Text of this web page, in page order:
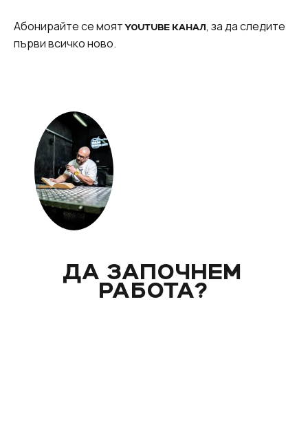
Абонирайте се моятYOUTUBE КАНАЛ , за да следите
първи всичко ново.
ДА ЗАПОЧНЕМ
РАБОТА?